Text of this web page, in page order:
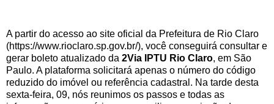
A partir do acesso ao site oficial da Prefeitura de Rio Claro
(https://www.rioclaro.sp.gov.br/), você conseguirá consultar e
gerar boleto atualizado da 2Via IPTU Rio Claro, em São
Paulo. A plataforma solicitará apenas o número do código
reduzido do imóvel ou referência cadastral. Na tarde desta
sexta-feira, 09, nós reunimos os passos e todas as